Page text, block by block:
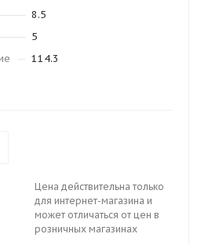
8.5
5
114.3
Цена действительна только
для интернет-магазина и
может отличаться от цен в
розничных магазинах